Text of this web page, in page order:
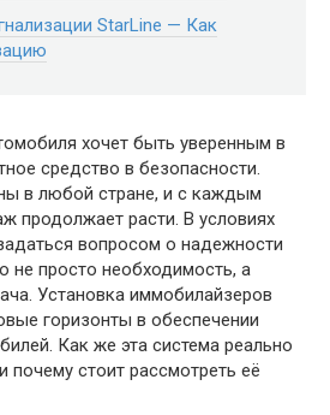
StarLine — Как
хочет быть уверенным в
средство в безопасности.
в любой стране, и с каждым
продолжает расти. В условиях
вопросом о надежности
просто необходимость, а
Установка иммобилайзеров
горизонты в обеспечении
Как же эта система реально
стоит рассмотреть её